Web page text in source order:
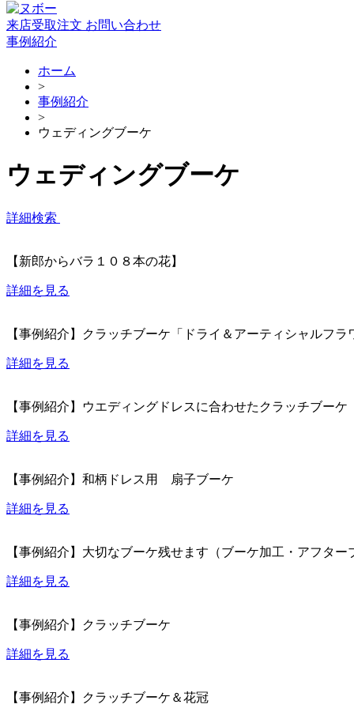
来店受取注文 お問い合わせ
事例紹介
ホーム
>
事例紹介
>
ウェディングブーケ
ウェディングブーケ
詳細検索
【新郎からバラ１０８本の花】
詳細を見る
【事例紹介】クラッチブーケ「ドライ＆アーティシャルフラ
詳細を見る
【事例紹介】ウエディングドレスに合わせたクラッチブーケ
詳細を見る
【事例紹介】和柄ドレス用 扇子ブーケ
詳細を見る
【事例紹介】大切なブーケ残せます（ブーケ加工・アフター
詳細を見る
【事例紹介】クラッチブーケ
詳細を見る
【事例紹介】クラッチブーケ＆花冠